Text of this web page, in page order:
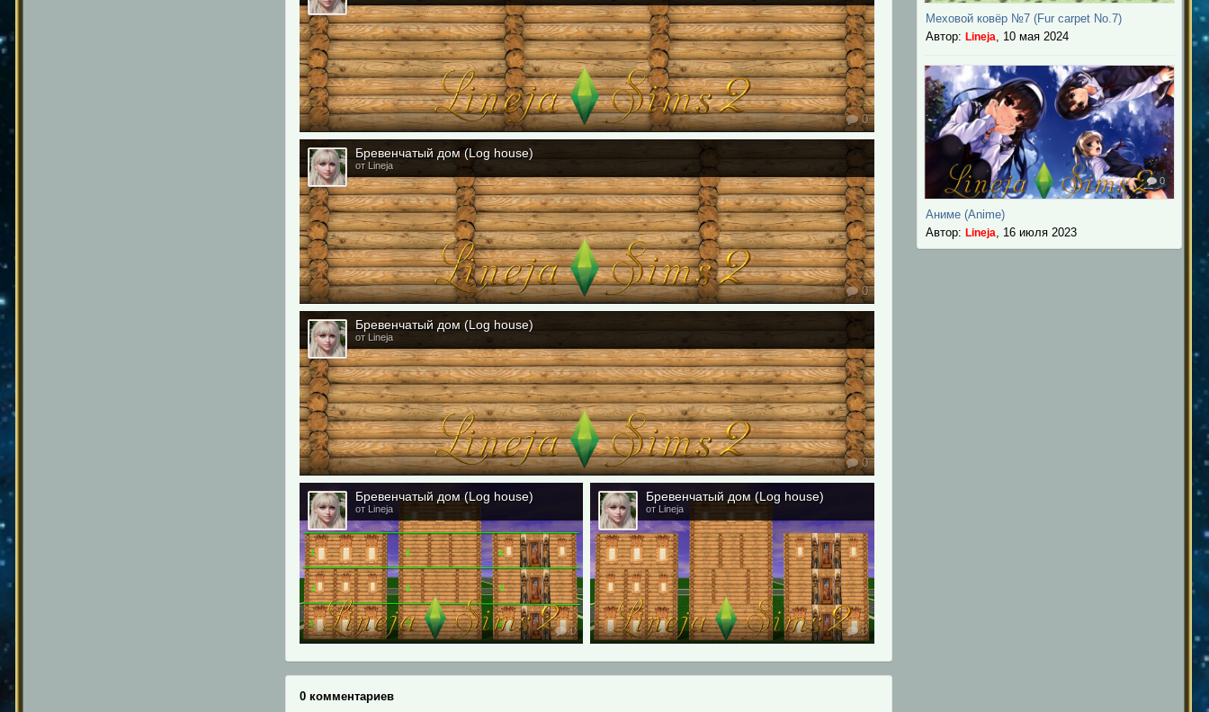
0
Бревенчатый дом (Log house)
от Lineja
0
Бревенчатый дом (Log house)
от Lineja
0
Бревенчатый дом (Log house)
от Lineja
0
Бревенчатый дом (Log house)
от Lineja
0
0 комментариев
Меховой ковёр №7 (Fur carpet No.7)
Автор: Lineja 10 мая 2024
0
Аниме (Anime)
Автор: Lineja 16 июля 2023